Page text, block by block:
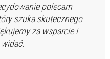
polecam
szuka skutecznego
za wsparcie i